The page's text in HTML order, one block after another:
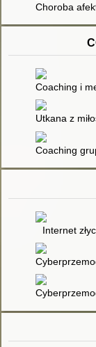
Choroba
Coaching i
Utkana z
Coaching
Internet